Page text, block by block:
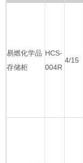
易燃化学品
存储柜
HCS-
004R
4/15